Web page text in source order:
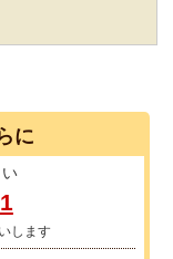
に
します